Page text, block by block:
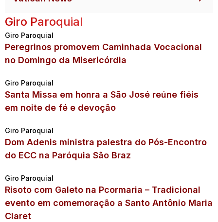
Giro Paroquial
Giro Paroquial
Peregrinos promovem Caminhada Vocacional
no Domingo da Misericórdia
Giro Paroquial
Santa Missa em honra a São José reúne fiéis
em noite de fé e devoção
Giro Paroquial
Dom Adenis ministra palestra do Pós-Encontro
do ECC na Paróquia São Braz
Giro Paroquial
Risoto com Galeto na Pcormaria – Tradicional
evento em comemoração a Santo Antônio Maria
Claret